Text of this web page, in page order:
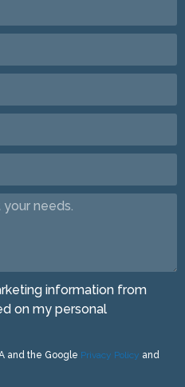
information from
on my personal
and the Google Privacy Policy and